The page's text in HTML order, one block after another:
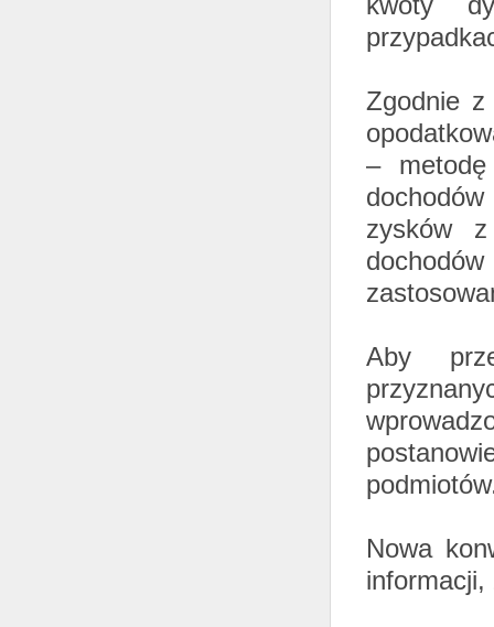
Zgodnie z
–
zysków z
Aby
Nowa